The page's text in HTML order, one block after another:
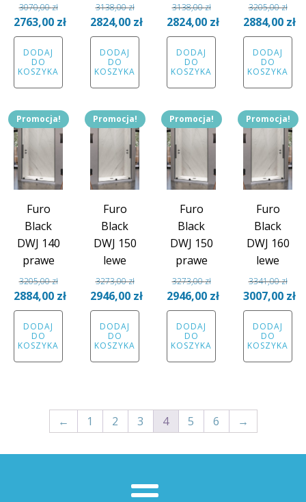
3070,00zł
Pierwotna
cena
wynosiła:
3070,00 zł.
2763,00 zł
Aktualna
cena
wynosi:
2763,00 zł.
DODAJ
DO
KOSZYKA
3138,00zł
Pierwotna
cena
wynosiła:
3138,00 zł.
2824,00 zł
Aktualna
cena
wynosi:
2824,00 zł.
DODAJ
DO
KOSZYKA
3138,00zł
Pierwotna
cena
wynosiła:
3138,00 zł.
2824,00 zł
Aktualna
cena
wynosi:
2824,00 zł.
DODAJ
DO
KOSZYKA
3205,00zł
Pierwotna
cena
wynosiła:
3205,00 zł.
2884,00 zł
cena
DODAJ
DO
KOSZYKA
Promocja!
Furo
Black
DWJ 140
prawe
3205,00zł
Pierwotna
cena
wynosiła:
3205,00 zł.
2884,00 zł
Aktualna
cena
wynosi:
2884,00 zł.
DODAJ
DO
KOSZYKA
Promocja!
Furo
Black
DWJ 150
lewe
3273,00zł
Pierwotna
cena
wynosiła:
3273,00 zł.
2946,00 zł
Aktualna
cena
wynosi:
2946,00 zł.
DODAJ
DO
KOSZYKA
Promocja!
Furo
Black
DWJ 150
prawe
3273,00zł
Pierwotna
cena
wynosiła:
3273,00 zł.
2946,00 zł
Aktualna
cena
wynosi:
2946,00 zł.
DODAJ
DO
KOSZYKA
Promocja!
Furo
Black
DWJ 160
lewe
3341,00zł
Pierwotna
cena
wynosiła:
3341,00 zł.
3007,00 zł
cena
DODAJ
DO
KOSZYKA
← 1 2 3 4 5 6 →